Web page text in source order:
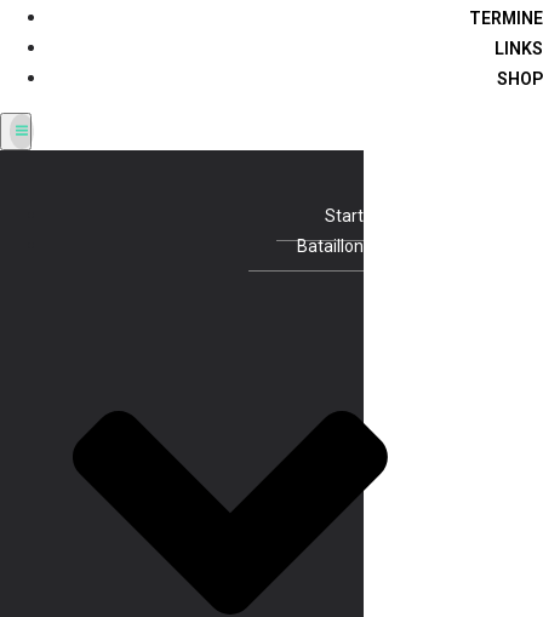
TERMINE
LINKS
SHOP
Start
Bataillon